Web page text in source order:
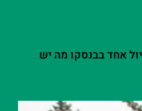
אחד בבנסקו מה יש